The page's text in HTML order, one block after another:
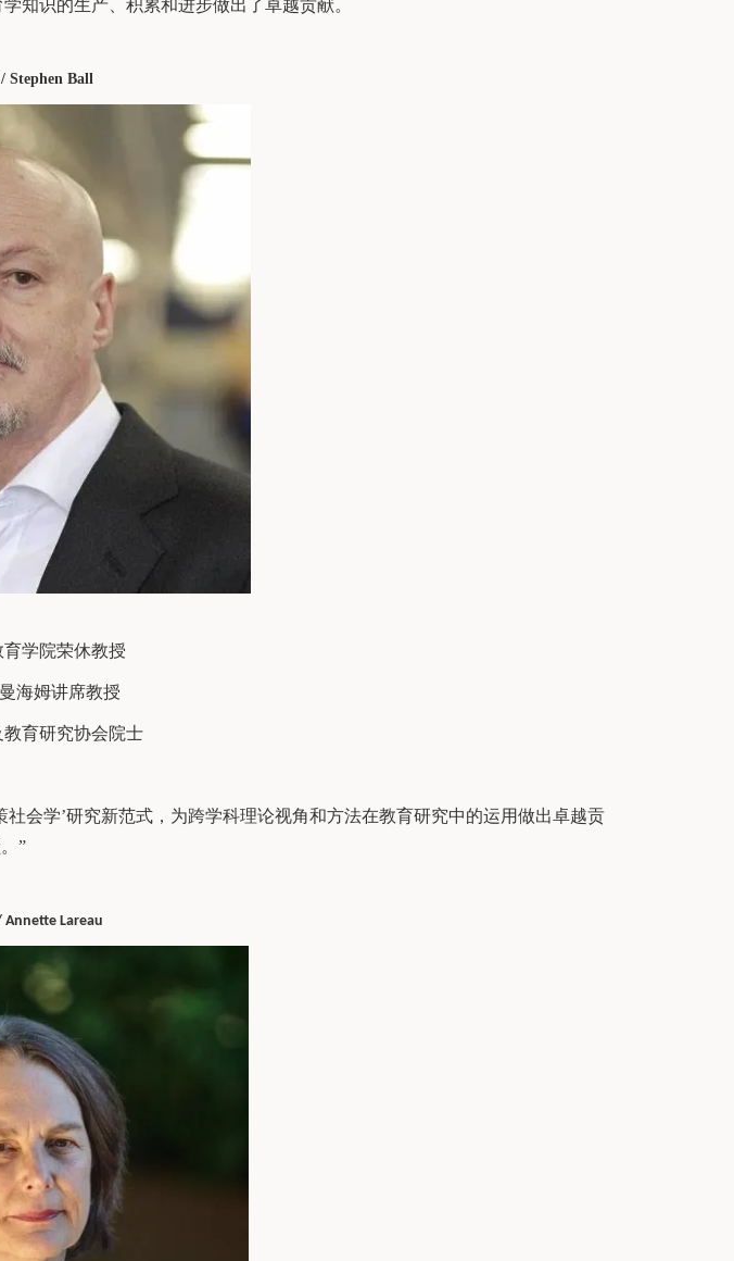
知识的生产、积累和进步做出了卓越贡献。
Stephen Ball
学院荣休教授
海姆讲席教授
育研究协会院士
会学’研究新范式，为跨学科理论视角和方法在教育研究中的运用做出卓越贡
”
Lareau